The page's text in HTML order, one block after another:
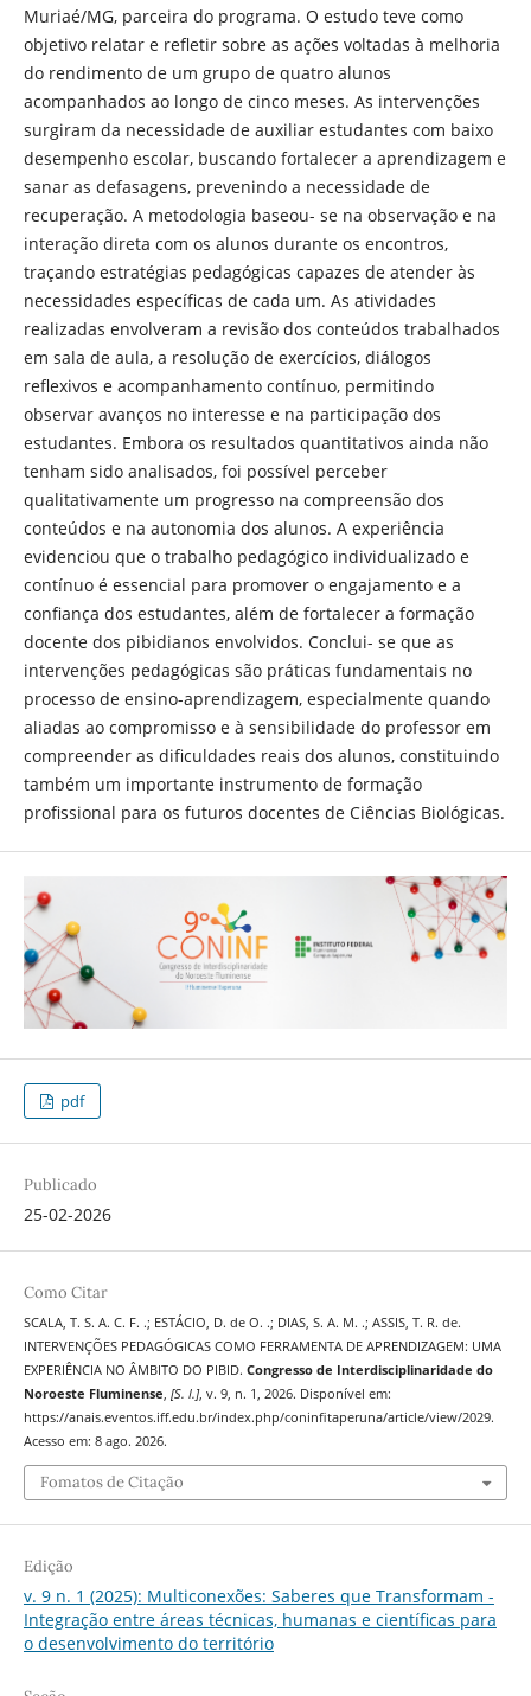
Muriaé/MG, parceira do programa. O estudo teve como
objetivo relatar e refletir sobre as ações voltadas à melhoria
do rendimento de um grupo de quatro alunos
acompanhados ao longo de cinco meses. As intervenções
surgiram da necessidade de auxiliar estudantes com baixo
desempenho escolar, buscando fortalecer a aprendizagem e
sanar as defasagens, prevenindo a necessidade de
recuperação. A metodologia baseou- se na observação e na
interação direta com os alunos durante os encontros,
traçando estratégias pedagógicas capazes de atender às
necessidades específicas de cada um. As atividades
realizadas envolveram a revisão dos conteúdos trabalhados
em sala de aula, a resolução de exercícios, diálogos
reflexivos e acompanhamento contínuo, permitindo
observar avanços no interesse e na participação dos
estudantes. Embora os resultados quantitativos ainda não
tenham sido analisados, foi possível perceber
qualitativamente um progresso na compreensão dos
conteúdos e na autonomia dos alunos. A experiência
evidenciou que o trabalho pedagógico individualizado e
contínuo é essencial para promover o engajamento e a
confiança dos estudantes, além de fortalecer a formação
docente dos pibidianos envolvidos. Conclui- se que as
intervenções pedagógicas são práticas fundamentais no
processo de ensino-aprendizagem, especialmente quando
aliadas ao compromisso e à sensibilidade do professor em
compreender as dificuldades reais dos alunos, constituindo
também um importante instrumento de formação
profissional para os futuros docentes de Ciências Biológicas.
pdf
Publicado
25-02-2026
Como Citar
SCALA, T. S. A. C. F. .; ESTÁCIO, D. de O. .; DIAS, S. A. M. .; ASSIS, T. R. de.
INTERVENÇÕES PEDAGÓGICAS COMO FERRAMENTA DE APRENDIZAGEM: UMA
EXPERIÊNCIA NO ÂMBITO DO PIBID. Congresso de Interdisciplinaridade do
Noroeste Fluminense [S. l.], v. 9, n. 1, 2026. Disponível em:
https://anais.eventos.iff.edu.br/index.php/coninfitaperuna/article/view/2029.
Acesso em: 8 ago. 2026.
Fomatos de Citação
Edição
v. 9 n. 1 (2025): Multiconexões: Saberes que Transformam -
Integração entre áreas técnicas, humanas e científicas para
o desenvolvimento do território